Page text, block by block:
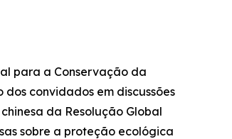
para a Conservação da
convidados em discussões
da Resolução Global
sobre a proteção ecológica